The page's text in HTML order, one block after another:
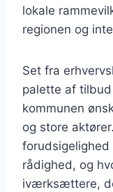
lokale
regionen og
Set fra
palette af
kommunen
og store
rådighed, og
iværksættere,